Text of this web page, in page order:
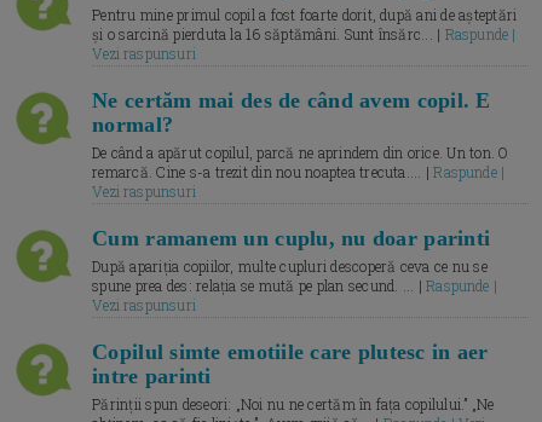
Pentru mine primul copil a fost foarte dorit, după ani de așteptări
și o sarcină pierduta la 16 săptămâni. Sunt însărc... | Raspunde |
Vezi raspunsuri
Ne certăm mai des de când avem copil. E
normal?
De când a apărut copilul, parcă ne aprindem din orice. Un ton. O
remarcă. Cine s-a trezit din nou noaptea trecuta.... |Raspunde |
Vezi raspunsuri
Cum ramanem un cuplu, nu doar parinti
După apariția copiilor, multe cupluri descoperă ceva ce nu se
spune prea des: relația se mută pe plan secund. ... |Raspunde |
Vezi raspunsuri
Copilul simte emotiile care plutesc in aer
intre parinti
Părinții spun deseori: „Noi nu ne certăm în fața copilului.” „Ne